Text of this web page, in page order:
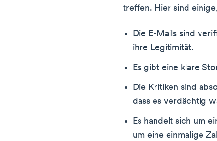
treffen. Hier sind
Die E-Mails sind
ihre Legitimität.
Es gibt eine klare
Die Kritiken sind
dass es verdächtig
Es handelt sich um
um eine einmalige